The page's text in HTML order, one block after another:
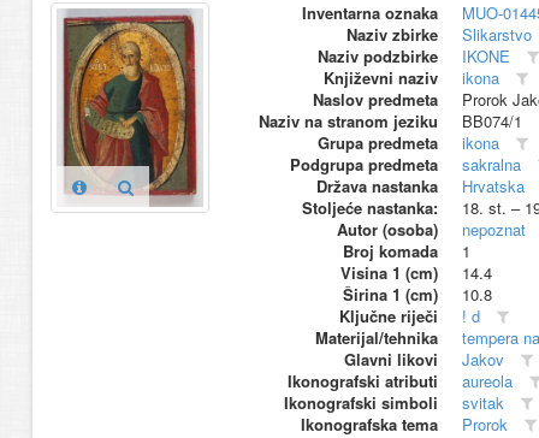
Inventarna oznaka
MUO-
Naziv zbirke
Slikarstvo
Naziv podzbirke
IKONE
Književni naziv
ikona
Naslov predmeta
Prorok
Naziv na stranom jeziku
BB074/1
Grupa predmeta
ikona
Podgrupa predmeta
sakralna
Država nastanka
Hrvatska
Stoljeće nastanka:
18. st. –
Autor (osoba)
nepoznat
Broj komada
1
Visina 1 (cm)
14.4
Širina 1 (cm)
10.8
Ključne riječi
! d
Materijal/tehnika
tempera
Glavni likovi
Jakov
Ikonografski atributi
aureola
Ikonografski simboli
svitak
Ikonografska tema
Prorok